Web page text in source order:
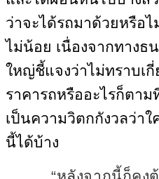
ว่าจะได้รถมาด้วยหรือ
ไม่น้อย เนื่องจากทางธ
ใหญ่ชี้แจงว่าไม่ทราบเกี่
ราคารถหรืออะไรก็ตาม
เป็นความวิตกกังวลว่า
นี้ได้บ้าง